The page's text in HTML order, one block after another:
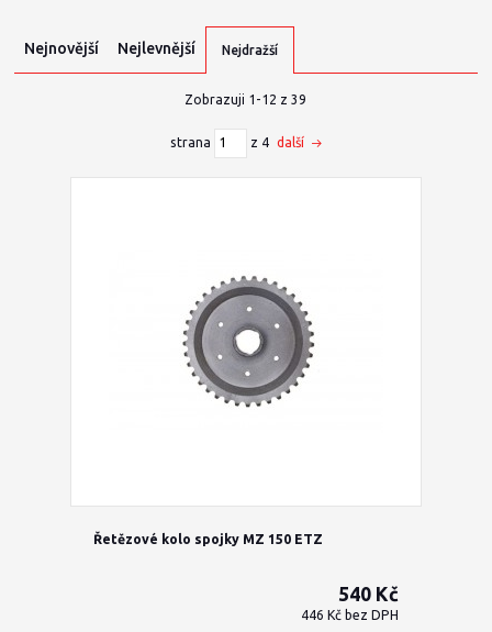
Nejnovější Nejlevnější Nejdražší
Zobrazuji 1-12 z 39
strana z 4 další
Řetězové kolo spojky MZ 150 ETZ
540 Kč
446 Kč bez DPH